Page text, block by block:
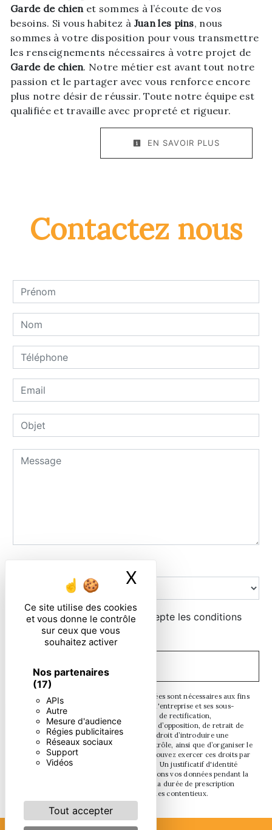
Ce site utilise des cookies
et vous donne le contrôle
sur ceux que vous
souhaitez activer
Nos partenaires
(17)
APIs
Autre
Mesure d'audience
Régies publicitaires
Réseaux sociaux
Support
Vidéos
Tout accepter
X Masquer le
Garde de chienet sommes à l’écoute de vos
besoins. Si vous habitez à Juan les pins, nous
sommes à votre disposition pour vous transmettre
les renseignements nécessaires à votre projet de
Garde de chien. Notre métier est avant tout notre
passion et le partager avec vous renforce encore
plus notre désir de réussir. Toute notre équipe est
qualifiée et travaille avec propreté et rigueur.
EN SAVOIR PLUS
Contactez nous
En cochant cette case, j'accepte les conditions
particulières ci-dessous **
** Les données personnelles communiquées sont nécessaires aux fins
de vous contacter. Elles sont destinées à l'entreprise et ses sous-
traitants. Vous disposez de droits d’accès, de rectification,
d’effacement, de portabilité, de limitation, d’opposition, de retrait de
votre consentement à tout moment et du droit d’introduire une
réclamation auprès d’une autorité de contrôle, ainsi que d’organiser le
sort de vos données post-mortem. Vous pouvez exercer ces droits par
voie postale ou par courrier électronique. Un justificatif d'identité
pourra vous être demandé. Nous conservons vos données pendant la
période de prise de contact puis pendant la durée de prescription
légale aux fins probatoires et de gestion des contentieux.